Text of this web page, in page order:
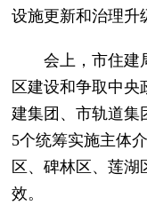
设施更新和治理升
会上，市住建局
区建设和争取中
建集团、市轨道集
5个统筹实施主体
区、碑林区、莲
效。